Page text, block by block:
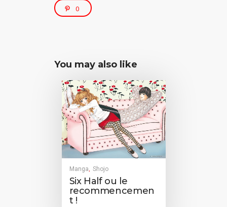
0
You may also like
Manga, Shojo
Six Half ou le
recommencemen
t !